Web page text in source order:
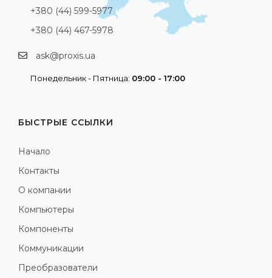
+380 (44) 599-5977
+380 (44) 467-5978
ask@proxis.ua
Понедельник - Пятница: 09:00 - 17:00
БЫСТРЫЕ ССЫЛКИ
Начало
Контакты
О компании
Компьютеры
Компоненты
Коммуникации
Преобразователи